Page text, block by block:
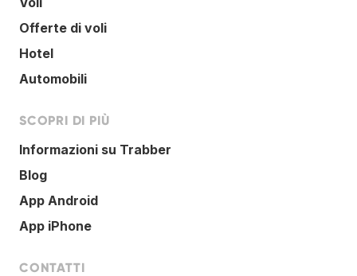
Offerte di voli
Hotel
Automobili
SCOPRI DI PIÙ
Informazioni su Trabber
Blog
App Android
App iPhone
CONTATTI